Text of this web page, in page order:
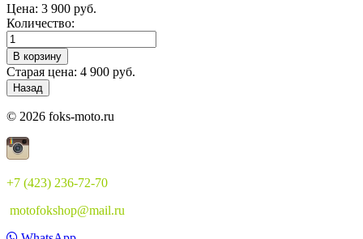
Цена: 3 900 руб.
Количество:
Старая цена: 4 900 руб.
© 2026 foks-moto.ru
+7 (423) 236-72-70
motofokshop@mail.ru